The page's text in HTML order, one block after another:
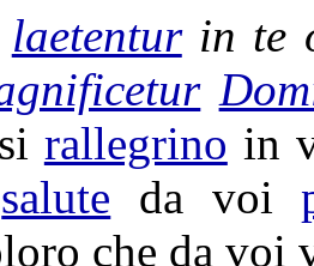
laetenturin te
rallegrino in
salute da voi
che da